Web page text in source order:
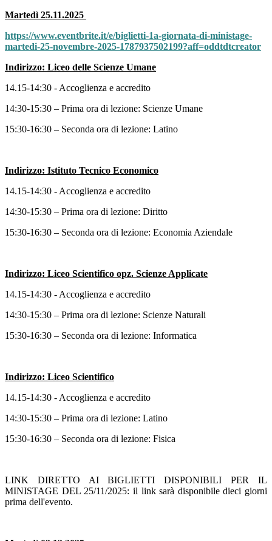
Martedì 25.11.2025
https://www.eventbrite.it/e/biglietti-1a-giornata-di-ministage-
martedi-25-novembre-2025-1787937502199?aff=oddtdtcreator
Indirizzo: Liceo delle Scienze Umane
14.15-14:30 - Accoglienza e accredito
14:30-15:30 – Prima ora di lezione: Scienze Umane
15:30-16:30 – Seconda ora di lezione: Latino
Indirizzo: Istituto Tecnico Economico
14.15-14:30 - Accoglienza e accredito
14:30-15:30 – Prima ora di lezione: Diritto
15:30-16:30 – Seconda ora di lezione: Economia Aziendale
Indirizzo: Liceo Scientifico opz. Scienze Applicate
14.15-14:30 - Accoglienza e accredito
14:30-15:30 – Prima ora di lezione: Scienze Naturali
15:30-16:30 – Seconda ora di lezione: Informatica
Indirizzo: Liceo Scientifico
14.15-14:30 - Accoglienza e accredito
14:30-15:30 – Prima ora di lezione: Latino
15:30-16:30 – Seconda ora di lezione: Fisica
LINK DIRETTO AI BIGLIETTI DISPONIBILI PER IL
MINISTAGE DEL 25/11/2025: il link sarà disponibile dieci giorni
prima dell'evento.